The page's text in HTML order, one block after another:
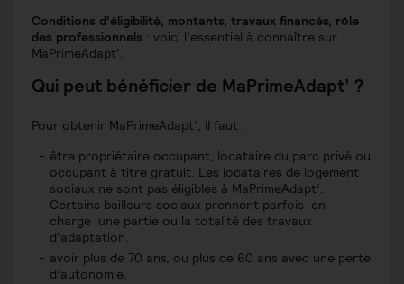
Conditions d’éligibilité, montants, travaux financés, rôle
des professionnels : voici l’essentiel à connaître sur
MaPrimeAdapt’.
Qui peut bénéficier de MaPrimeAdapt’ ?
Pour obtenir MaPrimeAdapt’, il faut :
être propriétaire occupant, locataire du parc privé ou
occupant à titre gratuit. Les locataires de logement
sociaux ne sont pas éligibles à MaPrimeAdapt’.
Certains bailleurs sociaux prennent parfois en
charge une partie ou la totalité des travaux
d’adaptation.
avoir plus de 70 ans, ou plus de 60 ans avec une perte
d’autonomie,